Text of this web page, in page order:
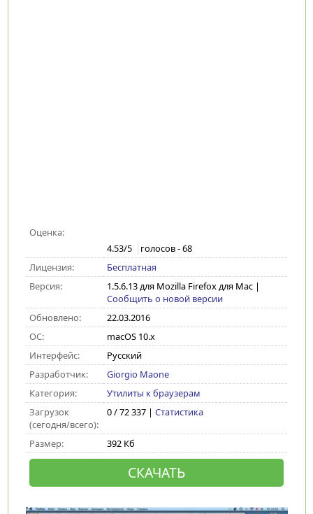
Оценка:
4.53/5 голосов -68
Лицензия:
Бесплатная
Версия:
1.5.6.13 для Mozilla Firefox для Mac|
Сообщить о новой версии
Обновлено:
22.03.2016
ОС:
macOS 10.x
Интерфейс:
Русский
Разработчик:
Giorgio Maone
Категория:
Утилиты к браузерам
Загрузок
(сегодня/всего):
0 / 72 337 | Статистика
Размер: 392 Кб
СКАЧАТЬ